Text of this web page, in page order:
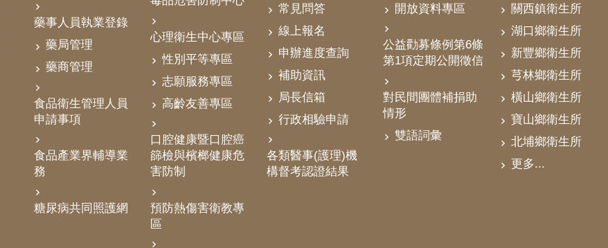
藥事人員執業登錄
藥局管理
藥商管理
食品衛生管理人員
申請事項
食品產業界輔導業
務
糖尿病共同照護網
心理衛生中心專區
性別平等專區
志願服務專區
高齡友善專區
口腔健康暨口腔癌
篩檢與檳榔健康危
害防制
預防熱傷害衛教專
區
常見問答
線上報名
申辦進度查詢
補助資訊
局長信箱
行政相驗申請
各類醫事(護理)機
構督考認證結果
開放資料專區
公益勸募條例第6條
第1項定期公開徵信
對民間團體補捐助
情形
雙語詞彙
關西鎮衛生所
湖口鄉衛生所
新豐鄉衛生所
芎林鄉衛生所
橫山鄉衛生所
寶山鄉衛生所
北埔鄉衛生所
更多...